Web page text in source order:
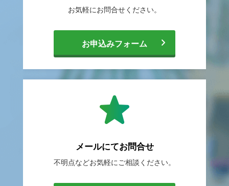
お気軽にお問合せください。
相
お申込みフォーム
メールにてお問合せ
不明点などお気軽に ご相談ください。